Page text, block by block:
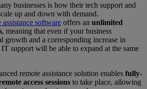
businesses is how their tech support and
up and down with demand.
software offers an unlimited
, meaning that even if your business
growth and a corresponding increase in
support will be able to expand at the same
remote assistance solution enables fully-
access sessions to take place, allowing